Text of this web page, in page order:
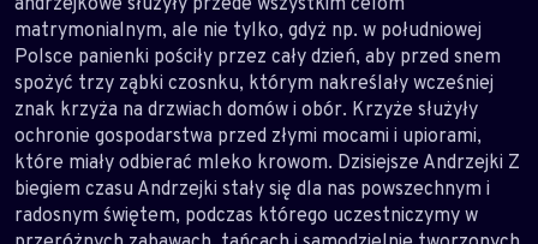
matrymonialnym, ale nie tylko, gdyż np. w południowej
Polsce panienki pościły przez cały dzień, aby przed snem
spożyć trzy ząbki czosnku, którym nakreślały wcześniej
znak krzyża na drzwiach domów i obór. Krzyże służyły
ochronie gospodarstwa przed złymi mocami i upiorami,
które miały odbierać mleko krowom. Dzisiejsze Andrzejki Z
biegiem czasu Andrzejki stały się dla nas powszechnym i
radosnym świętem, podczas którego uczestniczymy w